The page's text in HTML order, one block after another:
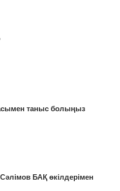
таныс болыңыз
БАҚ өкілдерімен